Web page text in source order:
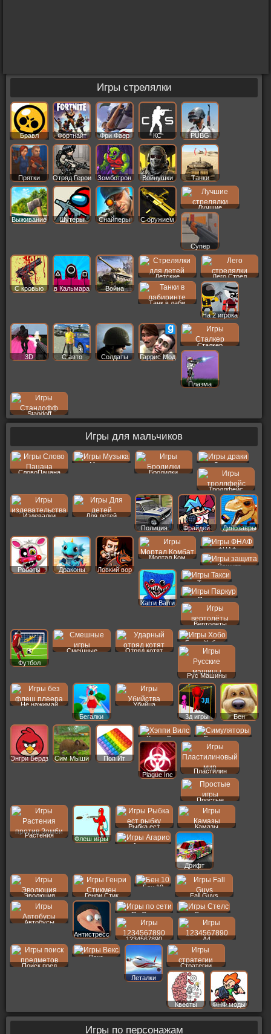
Игры стрелялки
Бравл
Старс
Фортнайт Фри Фаер КС PUBG
Прятки Отряд Герои Зомботрон Войнушки Танки
Выживание Шутеры Снайперы С оружием
Лучшие
Супер
С кровью в Кальмара Война
Детские Лего Стрел
Танк в лаби
На 2 игрока
3D С авто Солдаты Гаррис Мод
Сталкер
Плазма
Standoff
Игры для мальчиков
СловоПацана
Музыка
Бродилки
Драки
Троллфейс
Издевалки
Для детей
Полиция
Фрайдей Динозавры
Роботы Драконы Ловкий вор
Мортал Ком
ФНАФ
Защита
Хагги Вагги
Такси
Паркур
Вертолеты
Футбол
Смешные Отряд котят
Бомж Хобо
Рус Машины
Не нажимай
Бегалки
Убийца
3д игры
Бен
Энгри Бердз Сим Мыши Поп Ит
Хэппи Вилс Симуляторы
Plague Inc
Пластилин
Простые
Растения
Флеш игры
Рыбка ест Камазы
Агарио
Дрифт
Эволюция Генри Стик
Бен 10
Fall Guys
Автобусы
Антистресс
По Сети Стелс
1234567890 A4
Поиск пред
Векс
Леталки
Стратегии
Квесты ФНФ моды
Игры по персонажам